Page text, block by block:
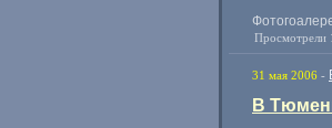
Просмотрели
31 мая 2006 -
В